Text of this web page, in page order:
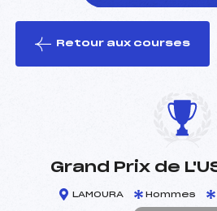
le ski
Retour aux courses
Grand Prix de
LAMOURA Hommes